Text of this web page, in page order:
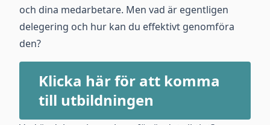
och dina medarbetare. Men vad är egentligen
delegering och hur kan du effektivt genomföra
den?
Klicka här för att komma
till utbildningen